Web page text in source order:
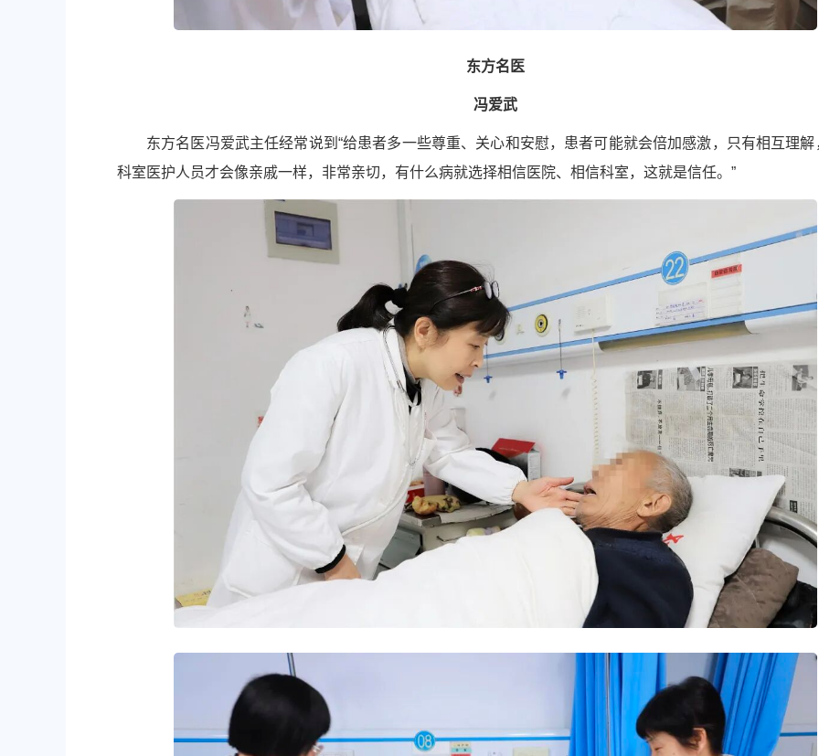
东方名医
冯爱武
东方名医冯爱武主任经常说到“给患者多一些尊重、关心和安慰，患者可能就会倍加感激，只有相互理解
科室医护人员才会像亲戚一样，非常亲切，有什么病就选择相信医院、相信科室，这就是信任。”